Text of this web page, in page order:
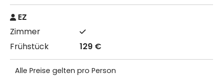
EZ
129 €
Alle Preise gelten pro Person